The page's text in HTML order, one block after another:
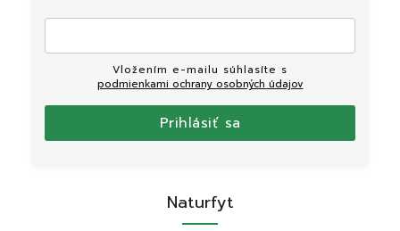
podmienkami ochrany osobných údajov
Prihlásiť sa
Naturfyt